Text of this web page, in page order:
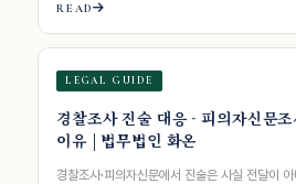
READ
LEGAL GUIDE
경찰조사 진술 대응 - 피의자신문
이유 | 법무법인 화온
경찰조사·피의자신문에서 진술은 사실 전달이